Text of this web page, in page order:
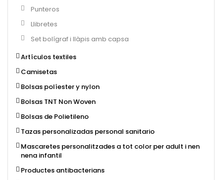
Punteros
Llibretes
Set bolígraf i llàpis amb capsa
Artículos textiles
Camisetas
Bolsas políester y nylon
Bolsas TNT Non Woven
Bolsas de Polietileno
Tazas personalizadas personal sanitario
Mascaretes personalitzades a tot color per adult i nen
nena infantil
Productes antibacterians